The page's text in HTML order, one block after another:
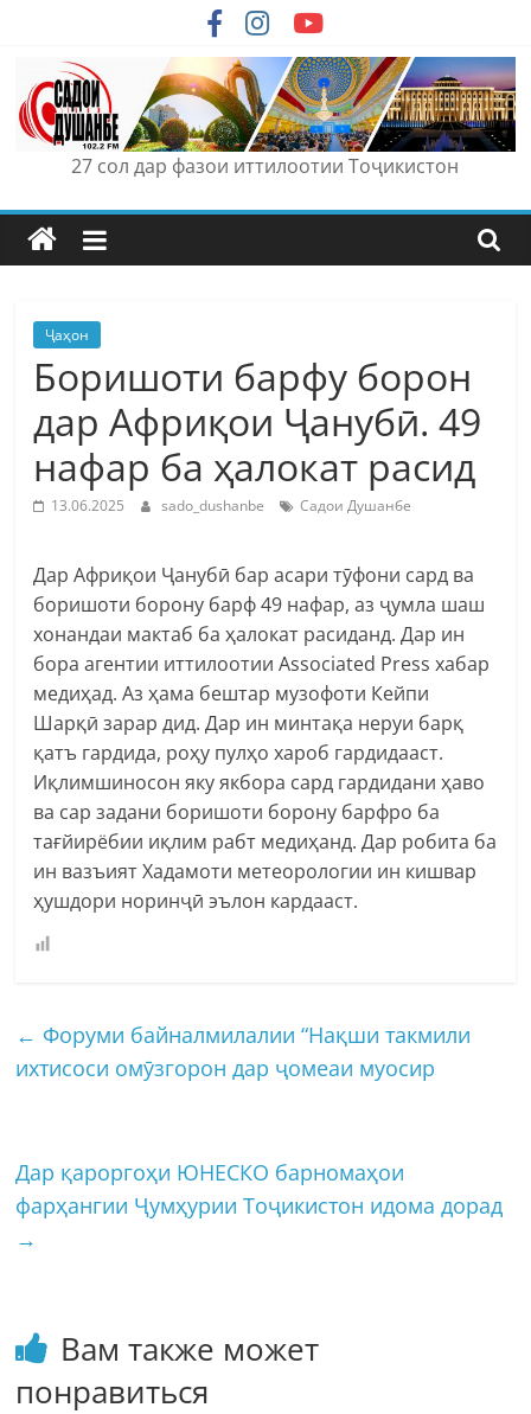
content
27 сол дар фазои иттилоотии Тоҷикистон
Ҷаҳон
Боришоти барфу борон
дар Африқои Ҷанубӣ. 49
нафар ба ҳалокат расид
13.06.2025 sado_dushanbe Садои Душанбе
Дар Африқои Ҷанубӣ бар асари тӯфони сард ва
боришоти борону барф 49 нафар, аз ҷумла шаш
хонандаи мактаб ба ҳалокат расиданд. Дар ин
бора агентии иттилоотии Associated Press хабар
медиҳад. Аз ҳама бештар музофоти Кейпи
Шарқӣ зарар дид. Дар ин минтақа неруи барқ
қатъ гардида, роҳу пулҳо хароб гардидааст.
Иқлимшиносон яку якбора сард гардидани ҳаво
ва сар задани боришоти борону барфро ба
тағйирёбии иқлим рабт медиҳанд. Дар робита ба
ин вазъият Хадамоти метеорологии ин кишвар
ҳушдори норинҷӣ эълон кардааст.
← Форуми байналмилалии “Нақши такмили
ихтисоси омӯзгорон дар ҷомеаи муосир
Дар қароргоҳи ЮНЕСКО барномаҳои
фарҳангии Ҷумҳурии Тоҷикистон идома дорад
→
Вам также может
понравиться